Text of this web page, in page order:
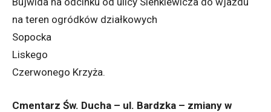
na teren ogródków działkowych
Sopocka
Liskego
Czerwonego Krzyża.
Cmentarz Św. Ducha – ul. Bardzka – zmiany w